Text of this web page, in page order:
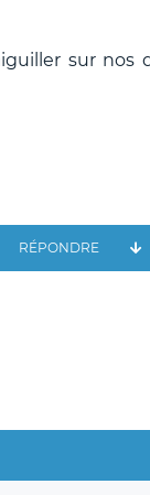
sur
RÉPONDRE